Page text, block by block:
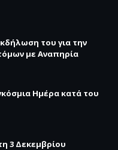
του για την
με Αναπηρία
Ημέρα κατά του
3 Δεκεμβρίου